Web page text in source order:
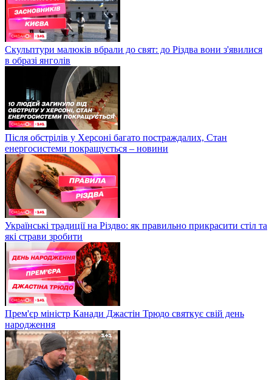
Скульптури малюків вбрали до свят: до Різдва вони з'явилися
в образі янголів
Після обстрілів у Херсоні багато постраждалих, Стан
енергосистеми покращується – новини
Українські традиції на Різдво: як правильно прикрасити стіл та
які страви зробити
Прем'єр міністр Канади Джастін Трюдо святкує свій день
народження